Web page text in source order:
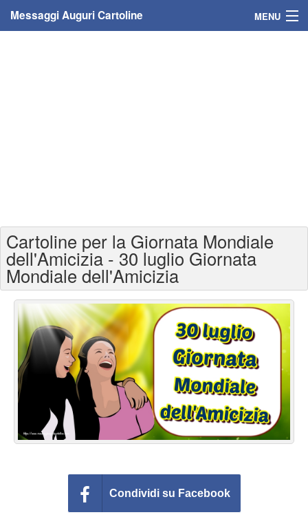
Messaggi Auguri Cartoline MENU
Cartoline auguri anni
Cartoline giorni anno
Cartoline giorni settimana
Cartoline musicali
Cartoline animate
Accedi
Cartoline per la Giornata Mondiale
dell'Amicizia - 30 luglio Giornata
Mondiale dell'Amicizia
Condividi su Facebook